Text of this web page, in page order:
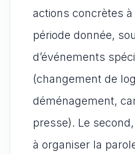
actions concrètes
période donnée,
d’événements
(changement de
déménagement,
presse). Le
à organiser la